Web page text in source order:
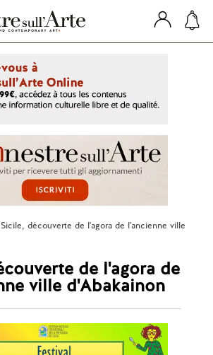
Sicile, découverte de l'agora de l'ancienne ville
de l'agora de
ville d'Abakainon